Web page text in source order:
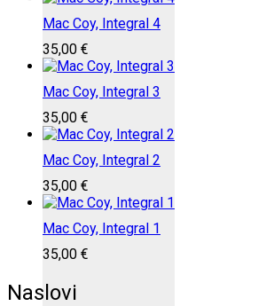
Mac Coy, Integral 4
35,00 €
Mac Coy, Integral 3
35,00 €
Mac Coy, Integral 2
35,00 €
Mac Coy, Integral 1
35,00 €
Naslovi